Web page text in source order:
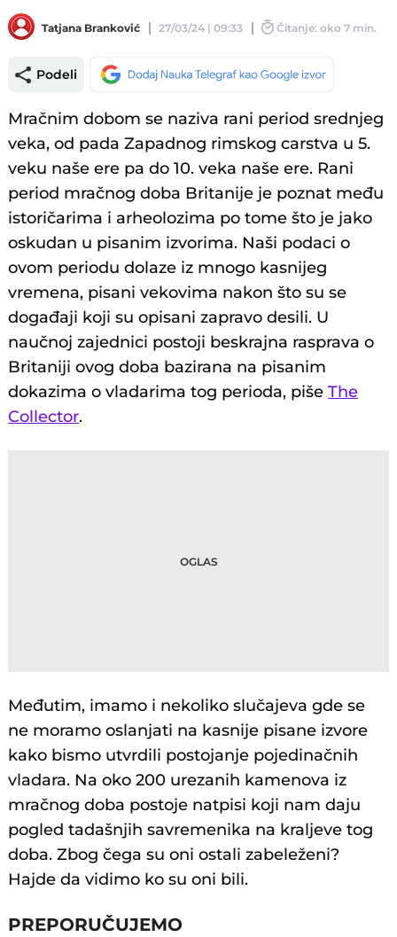
Tatjana Branković 27/03/24 | 09:33 Čitanje: oko 7 min.
Podeli
Mračnim dobom se naziva rani period srednjeg
veka, od pada Zapadnog rimskog carstva u 5.
veku naše ere pa do 10. veka naše ere. Rani
period mračnog doba Britanije je poznat među
istoričarima i arheolozima po tome što je jako
oskudan u pisanim izvorima. Naši podaci o
ovom periodu dolaze iz mnogo kasnijeg
vremena, pisani vekovima nakon što su se
događaji koji su opisani zapravo desili. U
naučnoj zajednici postoji beskrajna rasprava o
Britaniji ovog doba bazirana na pisanim
dokazima o vladarima tog perioda, pišeThe
Collector.
Međutim, imamo i nekoliko slučajeva gde se
ne moramo oslanjati na kasnije pisane izvore
kako bismo utvrdili postojanje pojedinačnih
vladara. Na oko 200 urezanih kamenova iz
mračnog doba postoje natpisi koji nam daju
pogled tadašnjih savremenika na kraljeve tog
doba. Zbog čega su oni ostali zabeleženi?
Hajde da vidimo ko su oni bili.
PREPORUČUJEMO